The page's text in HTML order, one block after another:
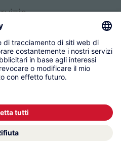
siamo
Management AG
Impronta
dei dati